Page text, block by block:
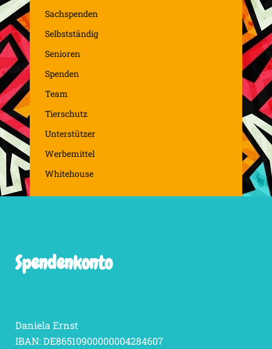
Sachspenden
Selbstständig
Senioren
Spenden
Team
Tierschutz
Unterstützer
Werbemittel
Whitehouse
Spendenkonto
Daniela Ernst
IBAN: DE86510900000004284607